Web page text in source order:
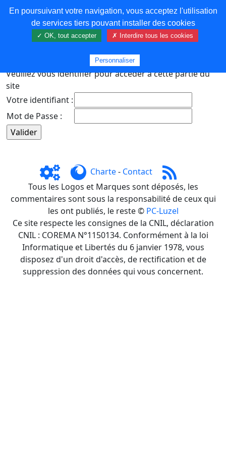
COREMA
Veuillez vous identifier pour accéder à cette partie du
site
Votre identifiant :
Mot de Passe :
Charte- Contact
Tous les Logos et Marques sont déposés, les
commentaires sont sous la responsabilité de ceux qui
les ont publiés, le reste © PC-Luzel
Ce site respecte les consignes de la CNIL, déclaration
CNIL : COREMA N°1150134. Conformément à la loi
Informatique et Libertés du 6 janvier 1978, vous
disposez d'un droit d'accès, de rectification et de
suppression des données qui vous concernent.
En poursuivant votre navigation, vous acceptez l'utilisation
de services tiers pouvant installer des cookies
✓ OK, tout accepter ✗ Interdire tous les cookies
Personnaliser